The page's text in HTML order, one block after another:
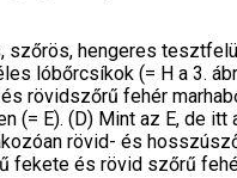
szőrös, hengeres
lóbőrcsíkok (= H a 3.
rövidszőrű fehér
(= E). (D) Mint az E, de
rövid- és
fekete és rövid szőrű